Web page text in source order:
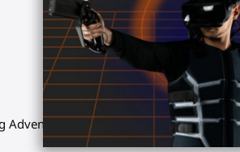
Adventure